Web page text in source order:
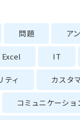
問題 ア
Excel IT
ティ カスタ
コミュニケーショ